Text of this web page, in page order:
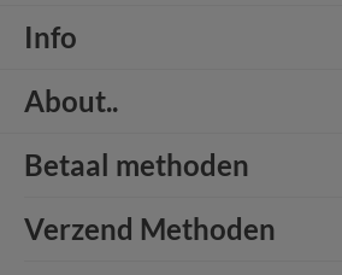
Info
About..
Betaal methoden
Verzend Methoden